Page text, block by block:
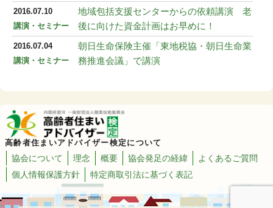
2016.07.10
講演・セミナー
地域包括支援センターからの依頼講演 老
後に向けた資金計画はお早めに！
2016.07.04
講演・セミナー
朝日生命保険主催「東地税協・朝日生命業
務推進会議」で講演
高齢者住まいアドバイザー検定について
協会について 理念 概要 協会発足の経緯
よくあるご質問
個人情報保護方針
特定商取引法に基づく表記